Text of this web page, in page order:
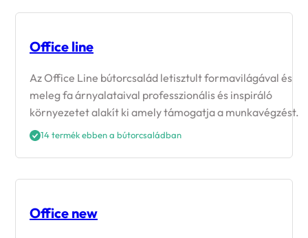
Office line
Az Office Line bútorcsalád letisztult formavilágával és
meleg fa árnyalataival professzionális és inspiráló
környezetet alakít ki amely támogatja a munkavégzést.
14 termék ebben a bútorcsaládban
Office new